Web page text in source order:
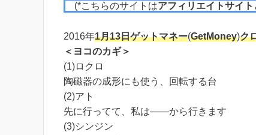
(*こちらのサイトはアフィリエイトサイ
2016年1月13日ゲットマネー(GetMoney)ク
＜ヨコのカギ＞
(1)ロクロ
陶磁器の成形にも使う、回転する台
(2)アト
先に行ってて、私は――から行きます
(3)シンジン